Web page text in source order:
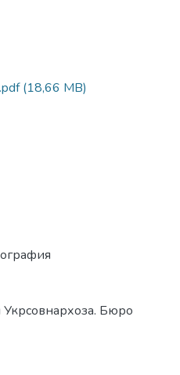
(18,66 MB)
Бюро